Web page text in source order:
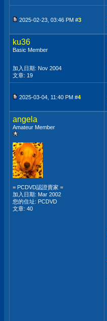
2025-02-23, 03:46 PM #3
ku36
Basic Member
加入日期: Nov 2004
文章: 19
2025-03-04, 11:40 PM #4
angela
Amateur Member
= PCDVD認證賣家 =
加入日期: Mar 2002
您的住址: PCDVD
文章: 40